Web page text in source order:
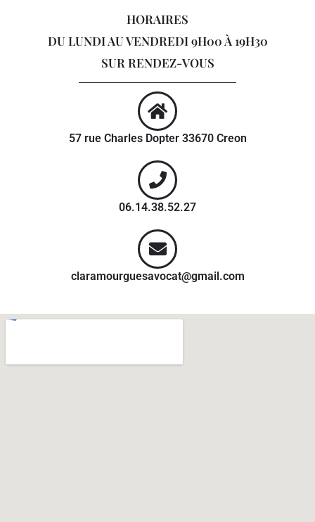
HORAIRES
DU LUNDI AU VENDREDI 9H00 À 19H30
SUR RENDEZ-VOUS
57 rue Charles Dopter 33670 Creon
06.14.38.52.27
claramourguesavocat@gmail.com